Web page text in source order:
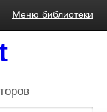
Меню библиотеки